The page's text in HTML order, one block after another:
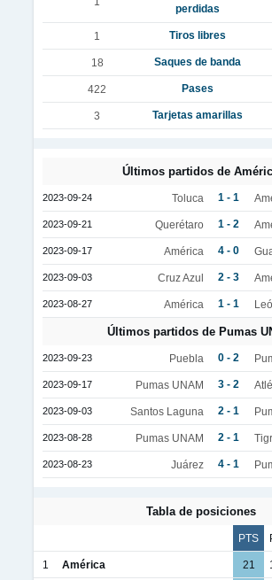
perdidas
1 Tiros libres
18 Saques de banda
422 Pases
3 Tarjetas amarillas
Últimos partidos de
2023-09-24 Toluca 1 - 1
2023-09-21 Querétaro 1 - 2
2023-09-17 América 4 - 0
2023-09-03 Cruz Azul 2 - 3
2023-08-27 América 1 - 1
Últimos partidos de Pumas
2023-09-23 Puebla 0 - 2
2023-09-17 Pumas UNAM 3 - 2
2023-09-03 Santos Laguna 2 - 1
2023-08-28 Pumas UNAM 2 - 1
2023-08-23 Juárez 4 - 1
Tabla de posiciones
PTS
1 América 21